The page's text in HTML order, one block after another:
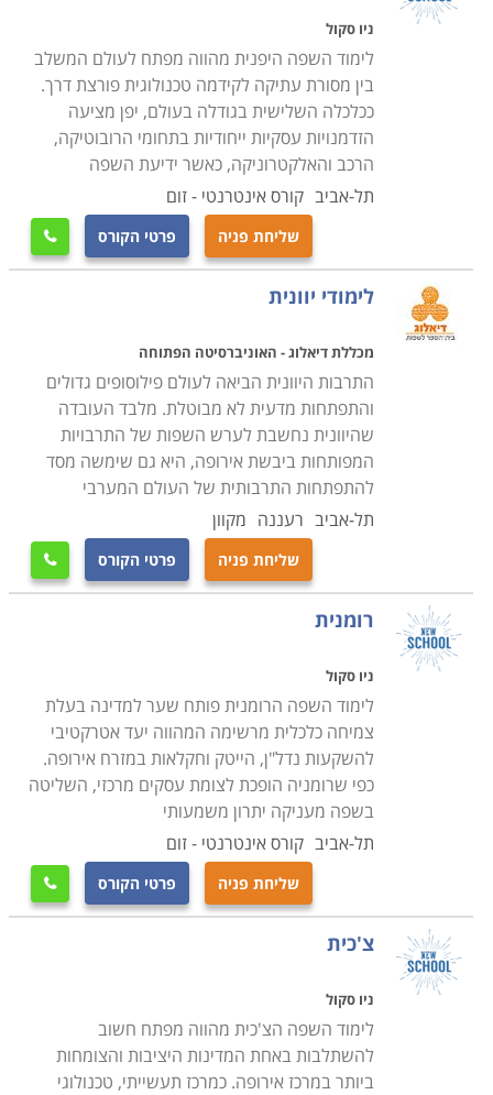
ניו סקול
לימוד השפה היפנית מהווה מפתח לעולם המשלב
בין מסורת עתיקה לקידמה טכנולוגית פורצת דרך.
ככלכלה השלישית בגודלה בעולם, יפן מציעה
הזדמנויות עסקיות ייחודיות בתחומי הרובוטיקה,
הרכב והאלקטרוניקה, כאשר ידיעת השפה
תל-אביב קורס אינטרנטי - זום
שליחת פניה פרטי הקורס 
לימודי יוונית
מכללת דיאלוג - האוניברסיטה הפתוחה
התרבות היוונית הביאה לעולם פילוסופים גדולים
והתפתחות מדעית לא מבוטלת. מלבד העובדה
שהיוונית נחשבת לערש השפות של התרבויות
המפותחות ביבשת אירופה, היא גם שימשה מסד
להתפתחות התרבותית של העולם המערבי
תל-אביב רעננה מקוון
שליחת פניה פרטי הקורס 
רומנית
ניו סקול
לימוד השפה הרומנית פותח שער למדינה בעלת
צמיחה כלכלית מרשימה המהווה יעד אטרקטיבי
להשקעות נדל"ן, הייטק וחקלאות במזרח אירופה.
כפי שרומניה הופכת לצומת עסקים מרכזי, השליטה
בשפה מעניקה יתרון משמעותי
תל-אביב קורס אינטרנטי - זום
שליחת פניה פרטי הקורס 
צ'כית
ניו סקול
לימוד השפה הצ'כית מהווה מפתח חשוב
להשתלבות באחת המדינות היציבות והצומחות
ביותר במרכז אירופה. כמרכז תעשייתי, טכנולוגי